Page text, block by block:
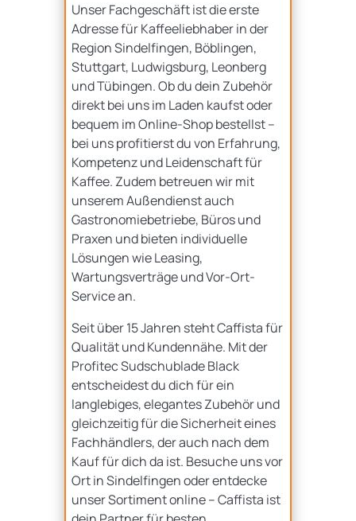
Unser Fachgeschäft ist die erste
Adresse für Kaffeeliebhaber in der
Region Sindelfingen, Böblingen,
Stuttgart, Ludwigsburg, Leonberg
und Tübingen. Ob du dein Zubehör
direkt bei uns im Laden kaufst oder
bequem im Online-Shop bestellst –
bei uns profitierst du von Erfahrung,
Kompetenz und Leidenschaft für
Kaffee. Zudem betreuen wir mit
unserem Außendienst auch
Gastronomiebetriebe, Büros und
Praxen und bieten individuelle
Lösungen wie Leasing,
Wartungsverträge und Vor-Ort-
Service an.
Seit über 15 Jahren steht Caffista für
Qualität und Kundennähe. Mit der
Profitec Sudschublade Black
entscheidest du dich für ein
langlebiges, elegantes Zubehör und
gleichzeitig für die Sicherheit eines
Fachhändlers, der auch nach dem
Kauf für dich da ist. Besuche uns vor
Ort in Sindelfingen oder entdecke
unser Sortiment online – Caffista ist